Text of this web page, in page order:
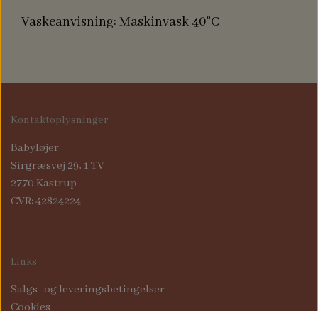
Vaskeanvisning: Maskinvask 40°C
Kontaktoplysninger
Babyløjer
Sirgræsvej 29, 1 TV
2770 Kastrup
CVR: 42824224
Links
Salgs- og leveringsbetingelser
Cookies